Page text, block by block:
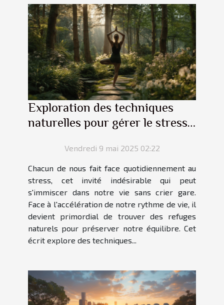
Exploration des techniques
naturelles pour gérer le stress
Vendredi 9 mai 2025 02:22
Chacun de nous fait face quotidiennement au
stress, cet invité indésirable qui peut
s'immiscer dans notre vie sans crier gare.
Face à l'accélération de notre rythme de vie, il
devient primordial de trouver des refuges
naturels pour préserver notre équilibre. Cet
écrit explore des techniques...